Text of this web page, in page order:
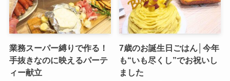
業務スーパー縛りで作る！
手抜きなのに映えるパーテ
ィー献立
7歳のお誕生日ごはん│今年
も“いも尽くし”でお祝いし
ました